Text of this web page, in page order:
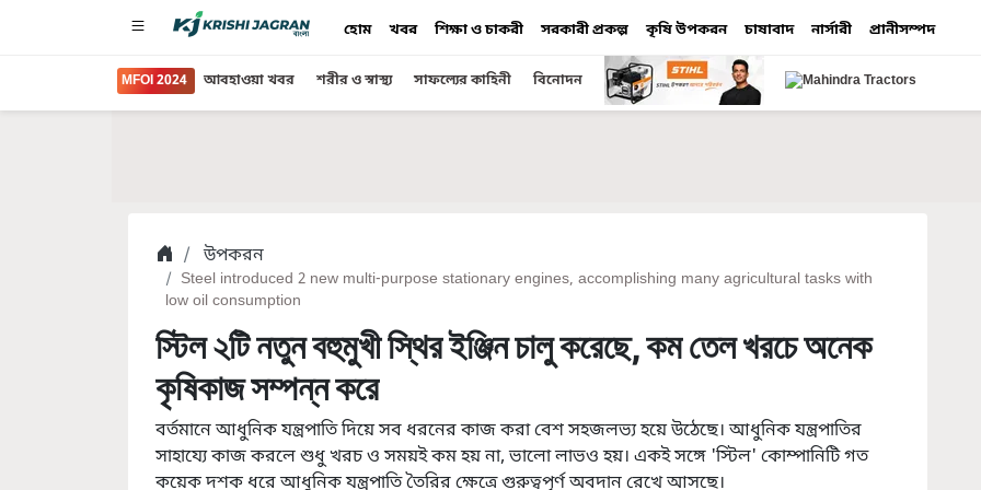
হোম খবর শিক্ষা ও চাকরী সরকারী প্রকল্প কৃষি উপকরন চাষাবাদ নার্সারী প্রানীসম্পদ
MFOI 2024 আবহাওয়া খবর শরীর ও স্বাস্থ্য সাফল্যের কাহিনী বিনোদন
উপকরন
Steel introduced 2 new multi-purpose stationary engines, accomplishing many agricultural tasks with
low oil consumption
স্টিল ২টি নতুন বহুমুখী স্থির ইঞ্জিন চালু করেছে, কম তেল খরচে অনেক
কৃষিকাজ সম্পন্ন করে
বর্তমানে আধুনিক যন্ত্রপাতি দিয়ে সব ধরনের কাজ করা বেশ সহজলভ্য হয়ে উঠেছে। আধুনিক যন্ত্রপাতির
সাহায্যে কাজ করলে শুধু খরচ ও সময়ই কম হয় না, ভালো লাভও হয়। একই সঙ্গে 'স্টিল' কোম্পানিটি গত
কয়েক দশক ধরে আধুনিক যন্ত্রপাতি তৈরির ক্ষেত্রে গুরুত্বপূর্ণ অবদান রেখে আসছে।